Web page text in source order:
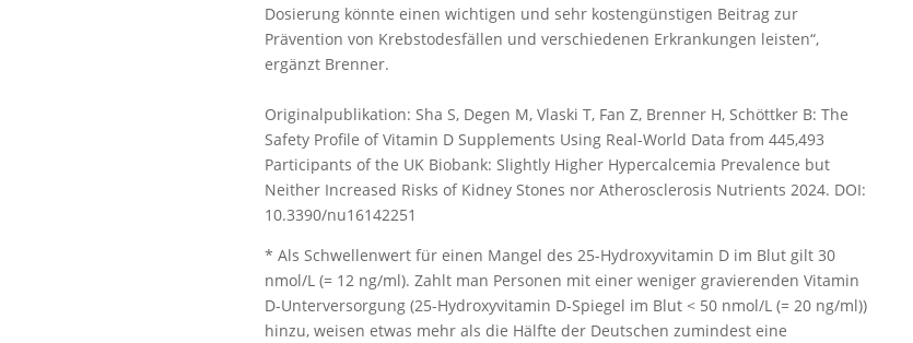
Dosierung könnte einen wichtigen und sehr kostengünstigen Beitrag zur
Prävention von Krebstodesfällen und verschiedenen Erkrankungen leisten“,
ergänzt Brenner.
Originalpublikation: Sha S, Degen M, Vlaski T, Fan Z, Brenner H, Schöttker B: The
Safety Profile of Vitamin D Supplements Using Real-World Data from 445,493
Participants of the UK Biobank: Slightly Higher Hypercalcemia Prevalence but
Neither Increased Risks of Kidney Stones nor Atherosclerosis Nutrients 2024. DOI:
10.3390/nu16142251
* Als Schwellenwert für einen Mangel des 25-Hydroxyvitamin D im Blut gilt 30
nmol/L (= 12 ng/ml). Zahlt man Personen mit einer weniger gravierenden Vitamin
D-Unterversorgung (25-Hydroxyvitamin D-Spiegel im Blut < 50 nmol/L (= 20 ng/ml))
hinzu, weisen etwas mehr als die Hälfte der Deutschen zumindest eine